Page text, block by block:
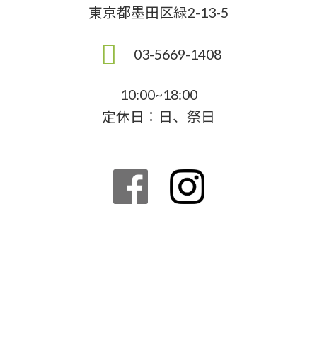
東京都墨田区緑2-13-5
03-5669-1408
10:00~18:00
定休日：日、祭日